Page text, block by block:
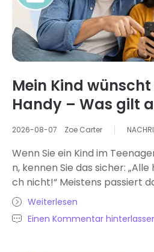
Mein Kind
Handy – Was gilt
2026-08-07 Zoe Carter
Wenn Sie ein Kind im
n, kennen Sie das sicher:
ch nicht!“ Meistens passiert
ule oder kurz vor dem
cht mehr so ​​aufmerksam ist.
er einfachen Ja/Nein-Frage,
Weiterlesen
Einen Kommentar